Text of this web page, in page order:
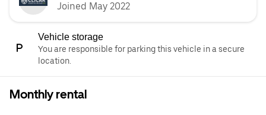
Joined May 2022
Vehicle storage
You are responsible for parking this vehicle in a secure
location.
Monthly rental